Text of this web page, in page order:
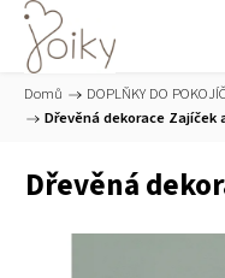
Domů / DOPLŇKY DO
/
Dřevěná dekorace Zajíček
Dřevěná